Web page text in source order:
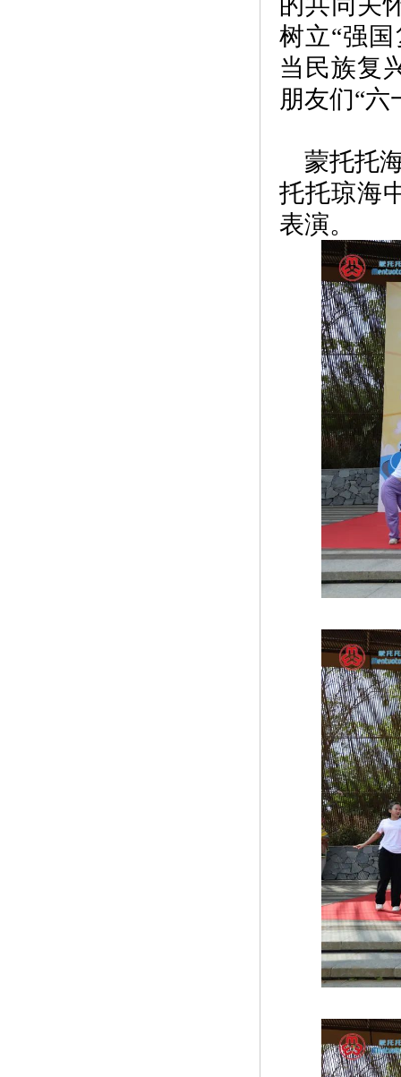
树立“强
当民族复
朋友们“六
蒙托托
托托琼海
表演。